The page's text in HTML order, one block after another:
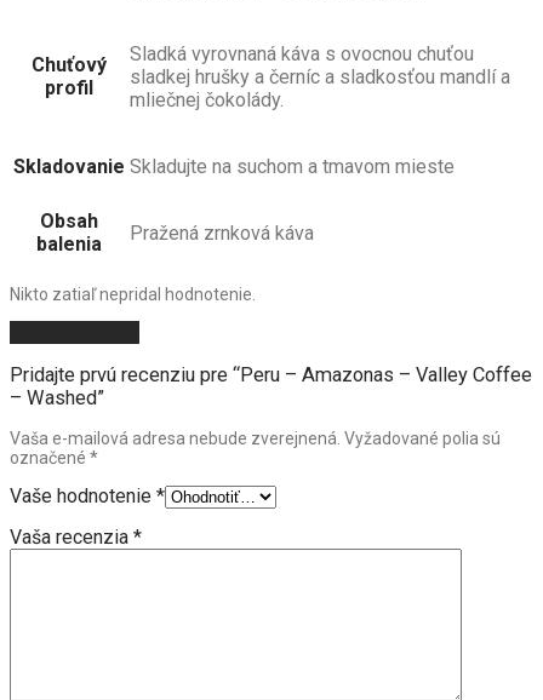
Chuťový
profil
Sladká vyrovnaná káva s ovocnou chuťou
sladkej hrušky a černíc a sladkosťou mandlí a
mliečnej čokolády.
Skladovanie Skladujte na suchom a tmavom mieste
Obsah
balenia
Pražená zrnková káva
Nikto zatiaľ nepridal hodnotenie.
Pridajte prvú recenziu pre “Peru – Amazonas – Valley Coffee
– Washed”
Vaša e-mailová adresa nebude zverejnená. Vyžadované polia sú
označené *
Vaše hodnotenie *
Vaša recenzia *